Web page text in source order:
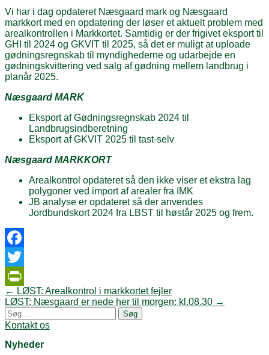
Vi har i dag opdateret Næsgaard mark og Næsgaard
markkort med en opdatering der løser et aktuelt problem med
arealkontrollen i Markkortet. Samtidig er der frigivet eksport til
GHI til 2024 og GKVIT til 2025, så det er muligt at uploade
gødningsregnskab til myndighederne og udarbejde en
gødningskvittering ved salg af gødning mellem landbrug i
planår 2025.
Næsgaard MARK
Eksport af Gødningsregnskab 2024 til
Landbrugsindberetning
Eksport af GKVIT 2025 til tast-selv
Næsgaard MARKKORT
Arealkontrol opdateret så den ikke viser et ekstra lag
polygoner ved import af arealer fra IMK
JB analyse er opdateret så der anvendes
Jordbundskort 2024 fra LBST til høstår 2025 og frem.
Facebook
Twitter
PrintFriendly
Post
navigation
← LØST: Arealkontrol i markkortet fejler
LØST: Næsgaard er nede her til morgen: kl.08.30 →
Søg
efter:
Kontakt os
Nyheder